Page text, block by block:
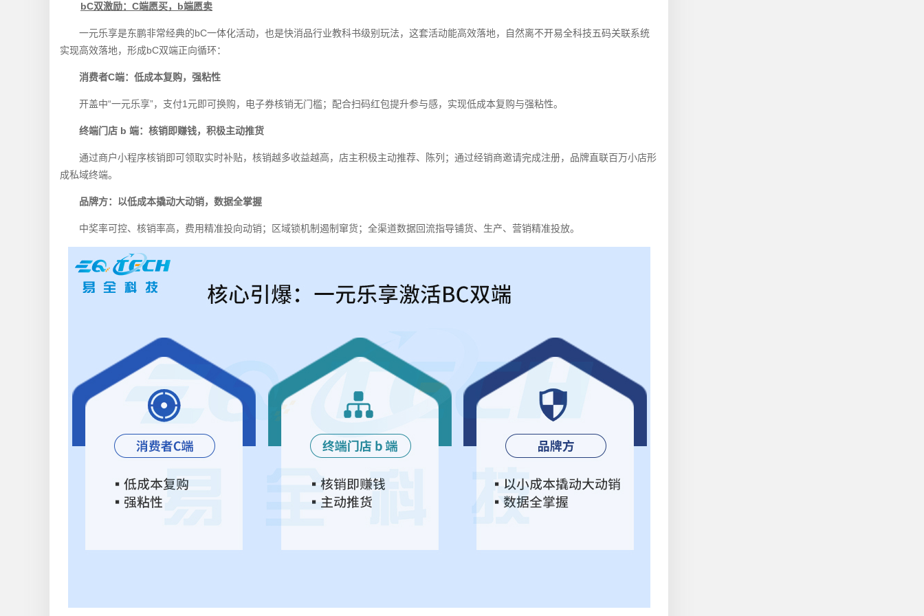
bC双激励：C端愿买，b端愿卖
一元乐享是东鹏非常经典的bC一体化活动，也是快消品行业教科书级别玩法，这套活动能高效落地，自然离不开易全科技五码关联系统
实现高效落地，形成bC双端正向循环：
消费者C端：低成本复购，强粘性
开盖中“一元乐享”，支付1元即可换购，电子券核销无门槛；配合扫码红包提升参与感，实现低成本复购与强粘性。
终端门店 b 端：核销即赚钱，积极主动推货
通过商户小程序核销即可领取实时补贴，核销越多收益越高，店主积极主动推荐、陈列；通过经销商邀请完成注册，品牌直联百万小店形
成私域终端。
品牌方：以低成本撬动大动销，数据全掌握
中奖率可控、核销率高，费用精准投向动销；区域锁机制遏制窜货；全渠道数据回流指导铺货、生产、营销精准投放。